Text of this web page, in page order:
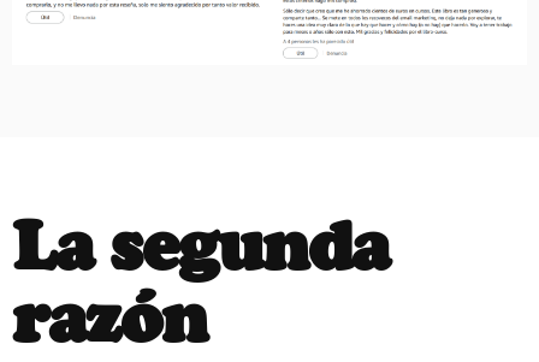
La segunda
razón